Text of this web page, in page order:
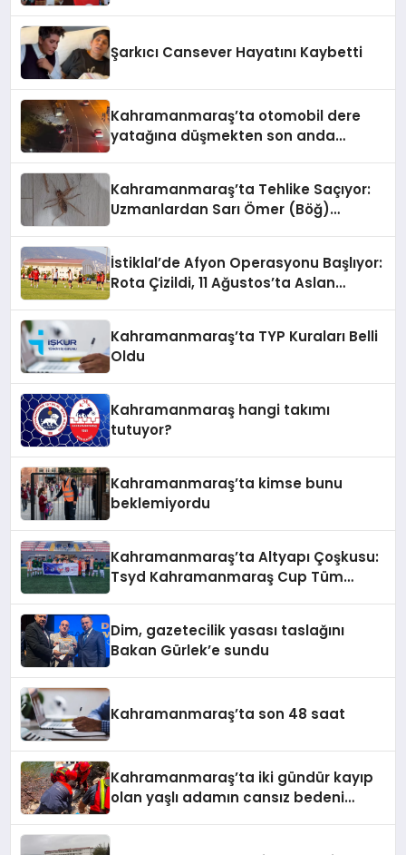
Şarkıcı Cansever Hayatını Kaybetti
Kahramanmaraş’ta otomobil dere
yatağına düşmekten son anda
Kahramanmaraş’ta Tehlike Saçıyor:
Uzmanlardan Sarı Ömer (Böğ)
İstiklal’de Afyon Operasyonu Başlıyor:
Rota Çizildi, 11 Ağustos’ta Aslan
Kahramanmaraş’ta TYP Kuraları Belli
Oldu
Kahramanmaraş hangi takımı
tutuyor?
Kahramanmaraş’ta kimse bunu
beklemiyordu
Kahramanmaraş’ta Altyapı Çoşkusu:
Tsyd Kahramanmaraş Cup Tüm
Dim, gazetecilik yasası taslağını
Bakan Gürlek’e sundu
Kahramanmaraş’ta son 48 saat
Kahramanmaraş’ta iki gündür kayıp
olan yaşlı adamın cansız bedeni